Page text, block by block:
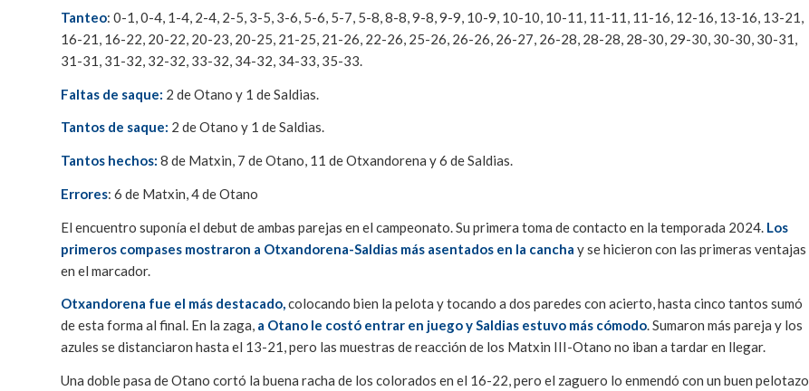
Tanteo: 0-1, 0-4, 1-4, 2-4, 2-5, 3-5, 3-6, 5-6, 5-7, 5-8, 8-8, 9-8, 9-9, 10-9, 10-10, 10-11, 11-11, 11-16, 12-16, 13-16, 13-21,
16-21, 16-22, 20-22, 20-23, 20-25, 21-25, 21-26, 22-26, 25-26, 26-26, 26-27, 26-28, 28-28, 28-30, 29-30, 30-30, 30-31,
31-31, 31-32, 32-32, 33-32, 34-32, 34-33, 35-33.
Faltas de saque: 2 de Otano y 1 de Saldias.
Tantos de saque: 2 de Otano y 1 de Saldias.
Tantos hechos: 8 de Matxin, 7 de Otano, 11 de Otxandorena y 6 de Saldias.
Errores: 6 de Matxin, 4 de Otano
El encuentro suponía el debut de ambas parejas en el campeonato. Su primera toma de contacto en la temporada 2024. Los
primeros compases mostraron a Otxandorena-Saldias más asentados en la cancha y se hicieron con las primeras ventajas
en el marcador.
Otxandorena fue el más destacado,colocando bien la pelota y tocando a dos paredes con acierto, hasta cinco tantos sumó
de esta forma al final. En la zaga, a Otano le costó entrar en juego y Saldias estuvo más cómodo. Sumaron más pareja y los
azules se distanciaron hasta el 13-21, pero las muestras de reacción de los Matxin III-Otano no iban a tardar en llegar.
Una doble pasa de Otano cortó la buena racha de los colorados en el 16-22, pero el zaguero lo enmendó con un buen pelotazo